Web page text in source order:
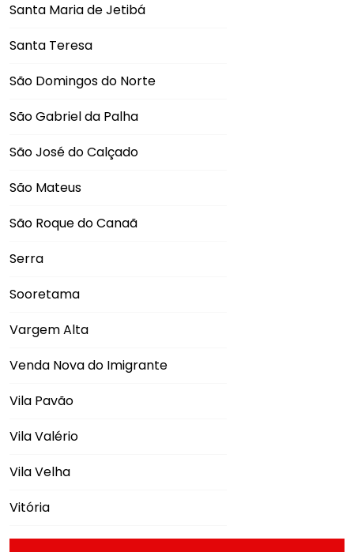
Santa Maria de Jetibá
Santa Teresa
São Domingos do Norte
São Gabriel da Palha
São José do Calçado
São Mateus
São Roque do Canaã
Serra
Sooretama
Vargem Alta
Venda Nova do Imigrante
Vila Pavão
Vila Valério
Vila Velha
Vitória